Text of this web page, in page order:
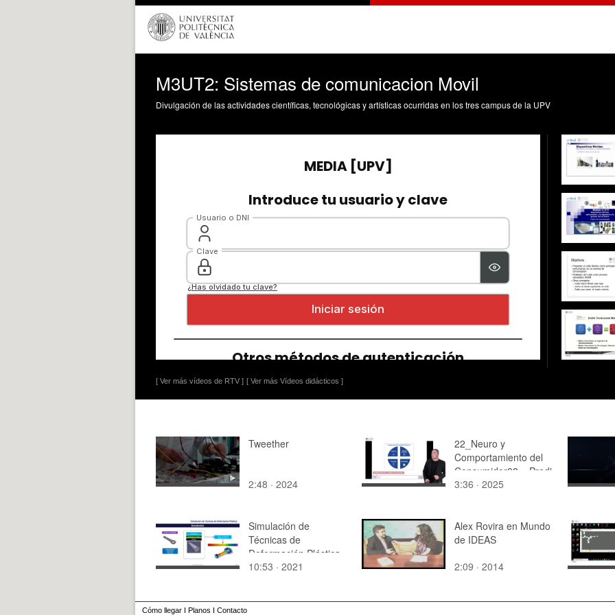
M3UT2: Sistemas de comunicacion Movil
Divulgación de las actividades científicas, tecnológicas y artísticas ocurridas en los tres campus de la UPV
[ Ver más vídeos de RTV ] [ Ver más Vídeos didácticos ]
Tweether
2:48 · 2024
22_Neuro y
Comportamiento del
Consumidor08__Predi
cción afectiva_Parte 2
3:36 · 2025
Simulación de
Técnicas de
Deformación Plástica
10:53 · 2021
Alex Rovira en Mundo
de IDEAS
2:09 · 2014
Cómo llegar I Planos I Contacto